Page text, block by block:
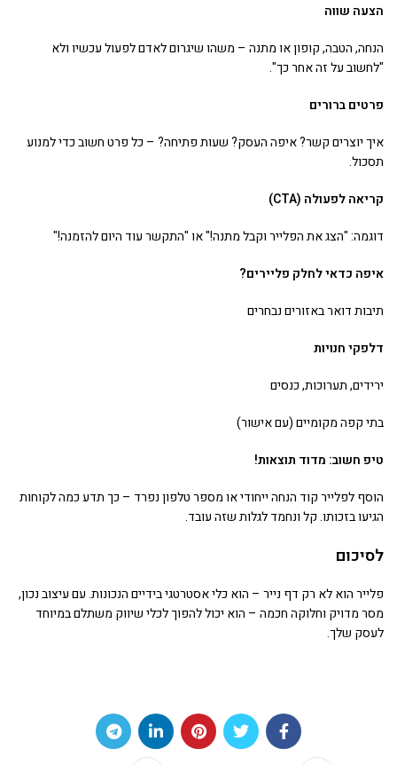
הצעה שווה
הנחה, הטבה, קופון או מתנה – משהו שיגרום לאדם לפעול עכשיו ולא
"לחשוב על זה אחר כך".
פרטים ברורים
איך יוצרים קשר? איפה העסק? שעות פתיחה? – כל פרט חשוב כדי למנוע
תסכול.
קריאה לפעולה (CTA)
דוגמה: "הצג את הפלייר וקבל מתנה!" או "התקשר עוד היום להזמנה!"
איפה כדאי לחלק פליירים?
תיבות דואר באזורים נבחרים
דלפקי חנויות
ירידים, תערוכות, כנסים
בתי קפה מקומיים (עם אישור)
טיפ חשוב: מדוד תוצאות!
הוסף לפלייר קוד הנחה ייחודי או מספר טלפון נפרד – כך תדע כמה לקוחות
הגיעו בזכותו. קל ונחמד לגלות שזה עובד.
לסיכום
פלייר הוא לא רק דף נייר – הוא כלי אסטרטגי בידיים הנכונות. עם עיצוב נכון,
מסר מדויק וחלוקה חכמה – הוא יכול להפוך לכלי שיווק משתלם במיוחד
לעסק שלך.